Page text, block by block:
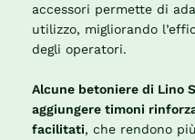
accessori permette di
utilizzo, migliorando
degli operatori.
Alcune betoniere di Lino
aggiungere timoni
facilitati, che rendono